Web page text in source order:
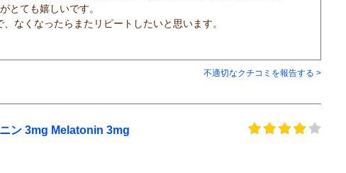
とても嬉しいです。
なくなったらまたリピートしたいと思います。
不適切なクチコミを報告する >
ン 3mg Melatonin 3mg